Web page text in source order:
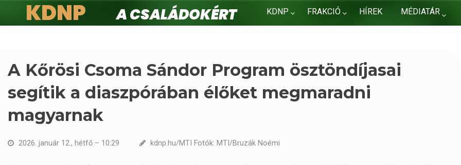
KDNP FRAKCIÓ HÍREK MÉDIATÁR
KDNP
A családokért.
A Kőrösi Csoma Sándor Program ösztöndíjasai
segítik a diaszpórában élőket megmaradni
magyarnak
2026. január 12., hétfő – 10:29 kdnp.hu/MTI Fotók: MTI/Bruzák Noémi